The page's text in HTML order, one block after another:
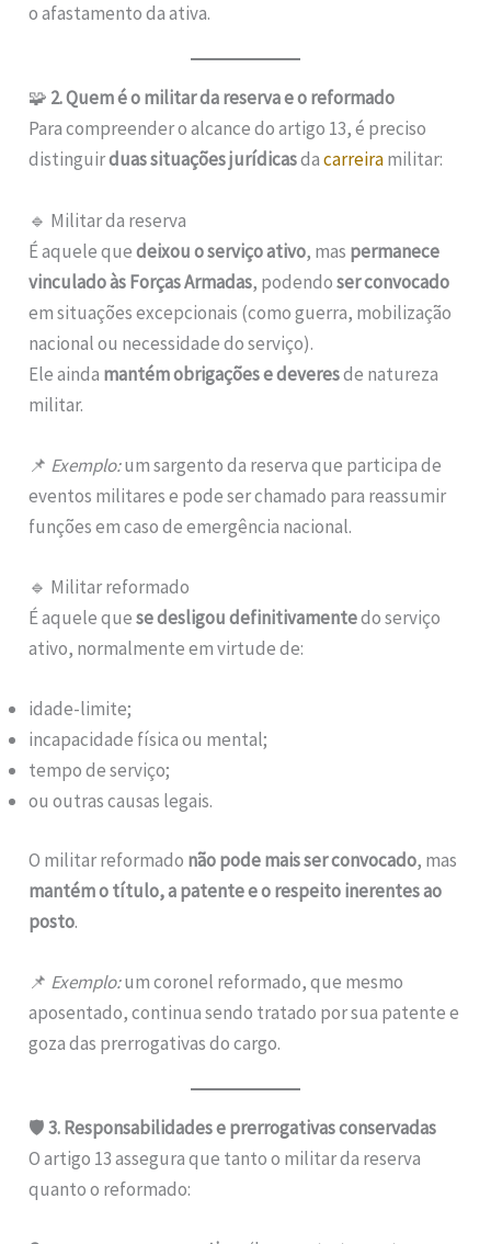
o afastamento da ativa.
🧩 2. Quem é o militar da reserva e o reformado
Para compreender o alcance do artigo 13, é preciso
distinguirduas situações jurídicasdacarreiramilitar:
🔹 Militar da reserva
É aquele quedeixou o serviço ativo, mas permanece
vinculado às Forças Armadas, podendoser convocado
em situações excepcionais (como guerra, mobilização
nacional ou necessidade do serviço).
Ele ainda mantém obrigações e deveresde natureza
militar.
📌 Exemplo:um sargento da reserva que participa de
eventos militares e pode ser chamado para reassumir
funções em caso de emergência nacional.
🔹 Militar reformado
É aquele quese desligou definitivamentedo serviço
ativo, normalmente em virtude de:
idade-limite;
incapacidade física ou mental;
tempo de serviço;
ou outras causas legais.
O militar reformado não pode mais ser convocado, mas
mantém o título, a patente e o respeito inerentes ao
posto.
📌 Exemplo:um coronel reformado, que mesmo
aposentado, continua sendo tratado por sua patente e
goza das prerrogativas do cargo.
🛡️3. Responsabilidades e prerrogativas conservadas
O artigo 13 assegura que tanto o militar da reserva
quanto o reformado: